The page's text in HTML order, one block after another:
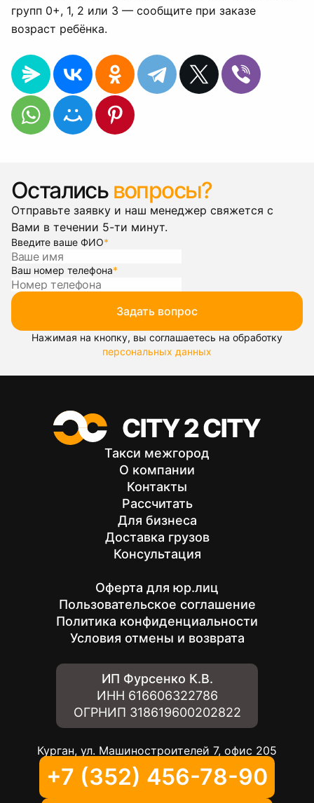
групп 0+, 1, 2 или 3 — сообщите при заказе
возраст ребёнка.
Остались вопросы?
Отправьте заявку и наш менеджер свяжется с
Вами в течении 5-ти минут.
Введите ваше ФИО*
Ваш номер телефона*
Задать вопрос
Нажимая на кнопку, вы соглашаетесь на обработку
персональных данных
Такси межгород
О компании
Контакты
Рассчитать
Для бизнеса
Доставка грузов
Консультация
Оферта для юр.лиц
Пользовательское соглашение
Политика конфиденциальности
Условия отмены и возврата
ИП Фурсенко К.В.
ИНН 616606322786
ОГРНИП 318619600202822
Курган, ул. Машиностроителей 7, офис 205
+7 (352) 456-78-90